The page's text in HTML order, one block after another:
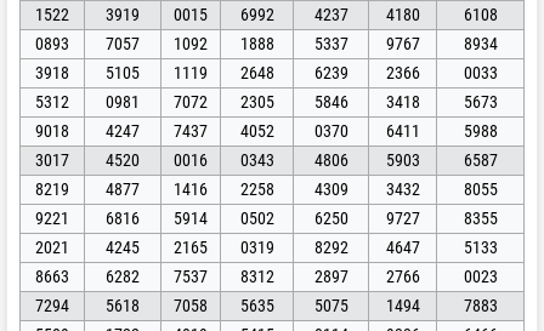
1522
3919 0015 6992 4237 4180
6108
0893
7057 1092 1888 5337 9767
8934
3918
5105 1119 2648 6239 2366
0033
5312
0981 7072 2305 5846 3418
5673
9018
4247 7437 4052 0370 6411
5988
3017
4520 0016 0343 4806 5903
6587
8219
4877 1416 2258 4309 3432
8055
9221
6816 5914 0502 6250 9727
8355
2021
4245 2165 0319 8292 4647
5133
8663
6282 7537 8312 2897 2766
0023
7294
5618 7058 5635 5075 1494
7883